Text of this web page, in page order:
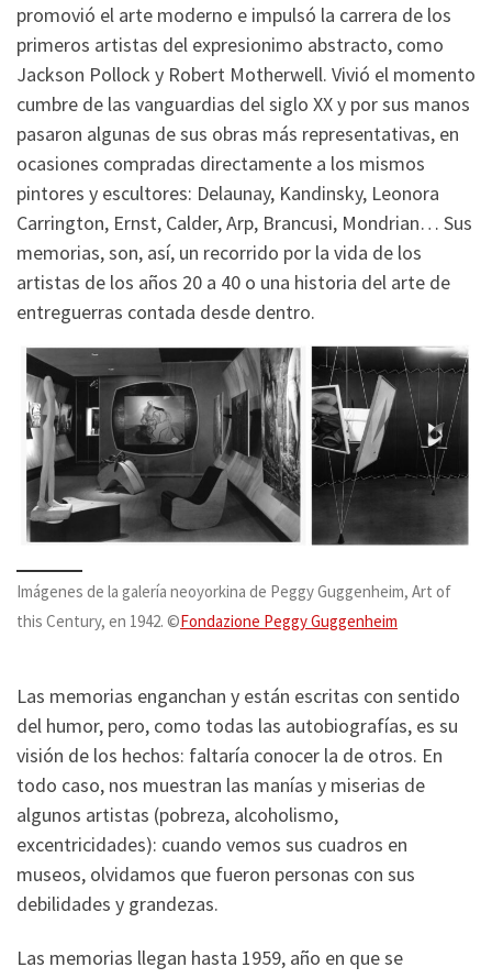
promovió el arte moderno e impulsó la carrera de los
primeros artistas del expresionimo abstracto, como
Jackson Pollock y Robert Motherwell. Vivió el momento
cumbre de las vanguardias del siglo XX y por sus manos
pasaron algunas de sus obras más representativas, en
ocasiones compradas directamente a los mismos
pintores y escultores: Delaunay, Kandinsky, Leonora
Carrington, Ernst, Calder, Arp, Brancusi, Mondrian… Sus
memorias, son, así, un recorrido por la vida de los
artistas de los años 20 a 40 o una historia del arte de
entreguerras contada desde dentro.
Imágenes de la galería neoyorkina de Peggy Guggenheim, Art of
this Century, en 1942. ©Fondazione Peggy Guggenheim
Las memorias enganchan y están escritas con sentido
del humor, pero, como todas las autobiografías, es su
visión de los hechos: faltaría conocer la de otros. En
todo caso, nos muestran las manías y miserias de
algunos artistas (pobreza, alcoholismo,
excentricidades): cuando vemos sus cuadros en
museos, olvidamos que fueron personas con sus
debilidades y grandezas.
Las memorias llegan hasta 1959, año en que se